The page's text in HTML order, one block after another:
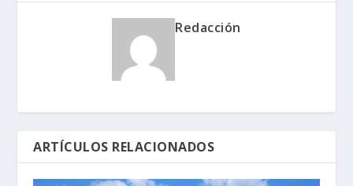
Redacción
ARTÍCULOS RELACIONADOS